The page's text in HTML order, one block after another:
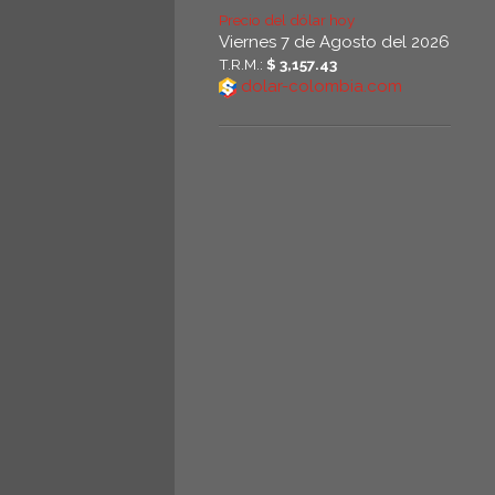
Precio del dólar hoy
Viernes 7 de Agosto del 2026
T.R.M.:$ 3,157.43
dolar-colombia.com